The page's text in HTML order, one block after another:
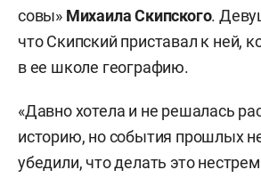
совы» Михаила Скипского.
что Скипский приставал к ней,
в ее школе географию.
«Давно хотела и не решалась
историю, но события прошлых
убедили, что делать это